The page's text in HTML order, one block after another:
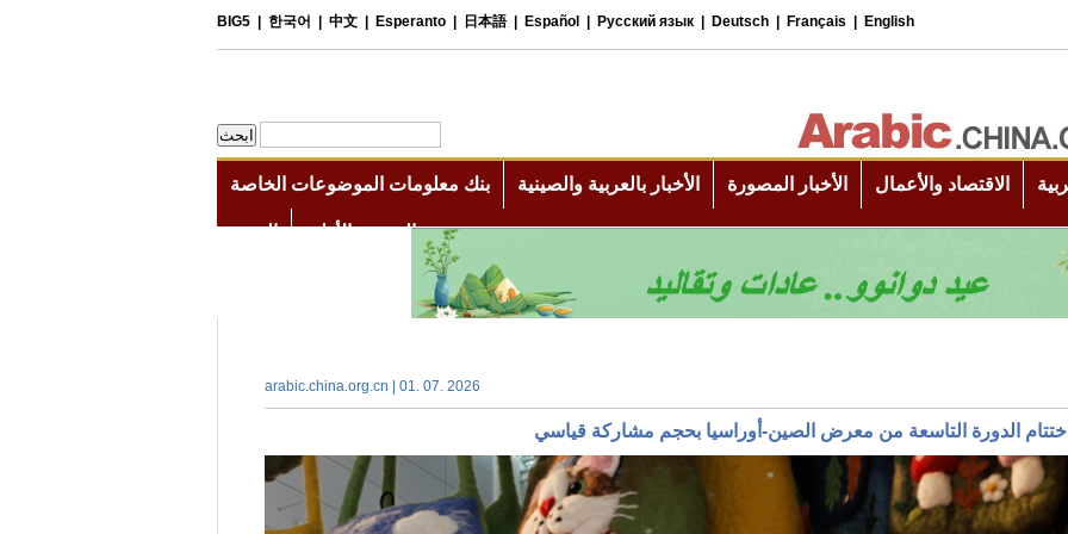
arabic.china.org.cn | 01. 07. 2026
الدورة التاسعة من معرض الصين-أوراسيا بحجم مشاركة قياسي